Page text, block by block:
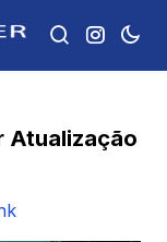
Atualização